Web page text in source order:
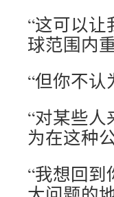
“这可以
球范围内
“但你不
“对某些
为在这种
“我想回